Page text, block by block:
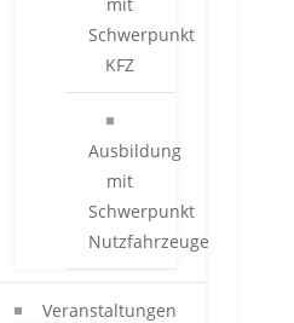
Schwerpunkt
KFZ
Ausbildung
mit
Schwerpunkt
Nutzfahrzeuge
Veranstaltungen